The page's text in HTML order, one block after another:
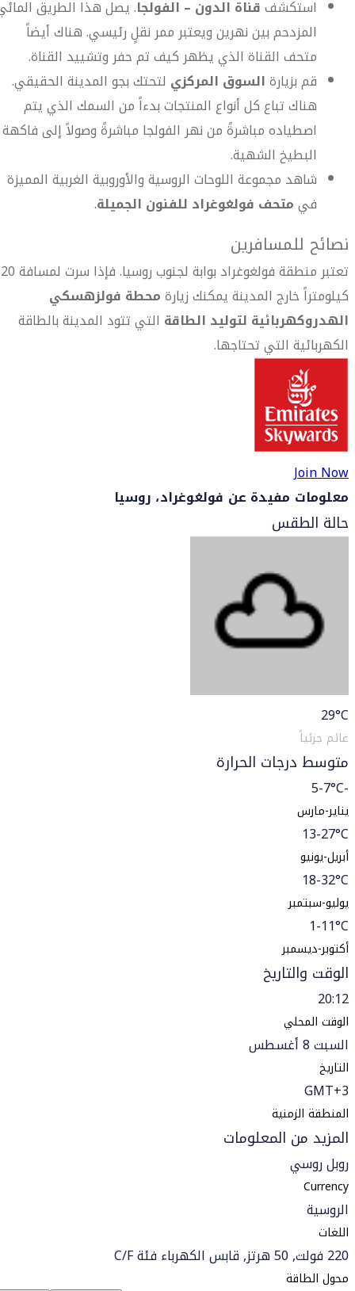
استكشفقناة الدون – الفولجا. يصل هذا الطريق
المزدحم بين نهرين ويعتبر ممر نقلٍ رئيسي. هناك أيضاً
متحف القناة الذي يظهر كيف تم حفر وتشييد القناة.
قم بزيارةالسوق المركزي لتحتك بجو المدينة الحقيقي.
هناك تباع كل أنواع المنتجات بدءاً من السمك الذي يتم
اصطياده مباشرةً من نهر الفولجا مباشرةً وصولاً إلى فاكهة
البطيخ الشهية.
شاهد مجموعة اللوحات الروسية والأوروبية الغربية المميزة
فيمتحف فولغوغراد للفنون الجميلة.
نصائح للمسافرين
تعتبر منطقة فولغوغراد بوابة لجنوب روسيا. فإذا سرت لمسافة 20
كيلومتراً خارج المدينة يمكنك زيارةمحطة فولزهسكي
الهدروكهربائية لتوليد الطاقة التي تتود المدينة بالطاقة
الكهربائية التي تحتاجها.
Join Now
معلومات مفيدة عن فولغوغراد، روسيا
حالة الطقس
29°C
غائم جزئياً
متوسط درجات الحرارة
-5-7°C
يناير-مارس
13-27°C
أبريل-يونيو
18-32°C
يوليو-سبتمبر
1-11°C
أكتوبر-ديسمبر
الوقت والتاريخ
20:12
الوقت المحلي
السبت 8 أغسطس
التاريخ
GMT+3
المنطقة الزمنية
المزيد من المعلومات
روبل روسي
Currency
الروسية
اللغات
220 فولت, 50 هرتز, قابس الكهرباء فئة C/F
محول الطاقة